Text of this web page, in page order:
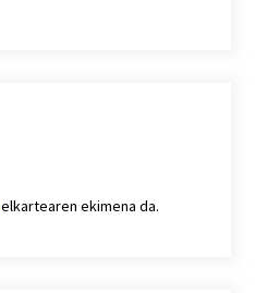
elkartearen ekimena da.